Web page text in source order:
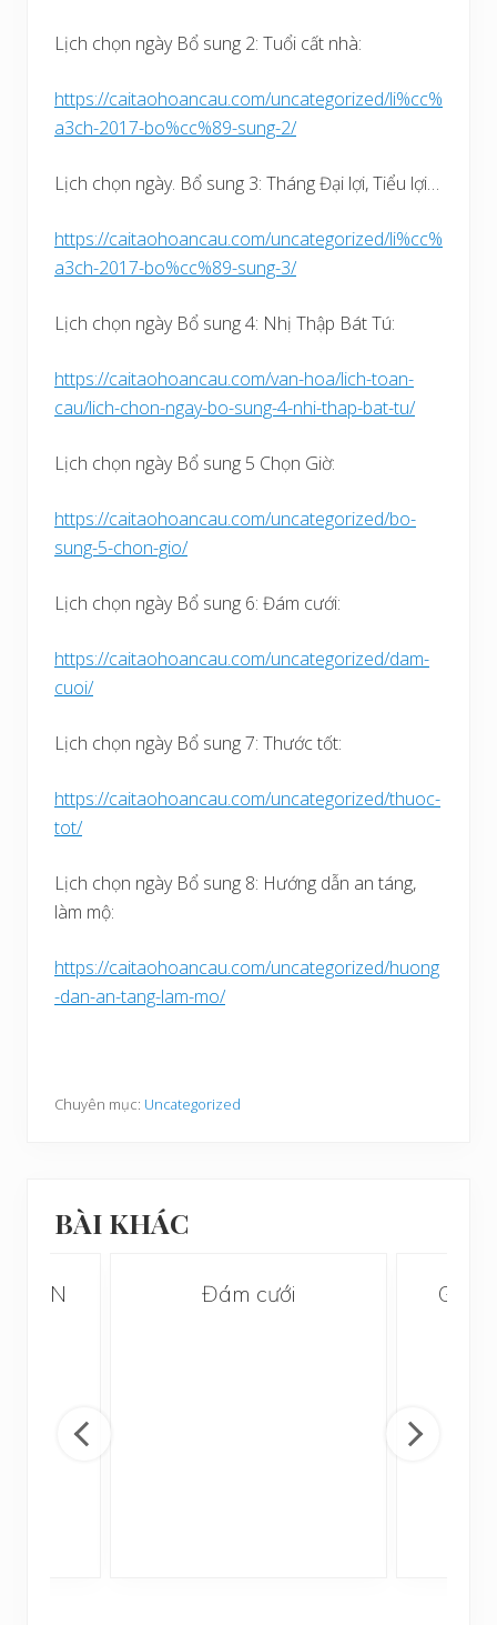
Lịch chọn ngày Bổ sung 2: Tuổi cất nhà:
https://caitaohoancau.com/uncategorized/li%cc%
a3ch-2017-bo%cc%89-sung-2/
Lịch chọn ngày. Bổ sung 3: Tháng Đại lợi, Tiểu lợi…
https://caitaohoancau.com/uncategorized/li%cc%
a3ch-2017-bo%cc%89-sung-3/
Lịch chọn ngày Bổ sung 4: Nhị Thập Bát Tú:
https://caitaohoancau.com/van-hoa/lich-toan-
cau/lich-chon-ngay-bo-sung-4-nhi-thap-bat-tu/
Lịch chọn ngày Bổ sung 5 Chọn Giờ:
https://caitaohoancau.com/uncategorized/bo-
sung-5-chon-gio/
Lịch chọn ngày Bổ sung 6: Đám cưới:
https://caitaohoancau.com/uncategorized/dam-
cuoi/
Lịch chọn ngày Bổ sung 7: Thước tốt:
https://caitaohoancau.com/uncategorized/thuoc-
tot/
Lịch chọn ngày Bổ sung 8: Hướng dẫn an táng,
làm mộ:
https://caitaohoancau.com/uncategorized/huong
-dan-an-tang-lam-mo/
Chuyên mục: Uncategorized
BÀI KHÁC
CẤN
Đám cưới Gia